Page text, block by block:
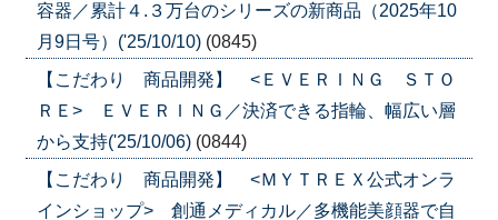
容器／累計４.３万台のシリーズの新商品（2025年10
月9日号）('25/10/10) (0845)
【こだわり 商品開発】 <ＥＶＥＲＩＮＧ ＳＴＯ
ＲＥ> ＥＶＥＲＩＮＧ／決済できる指輪、幅広い層
から支持('25/10/06) (0844)
【こだわり 商品開発】 <ＭＹＴＲＥＸ公式オンラ
インショップ> 創通メディカル／多機能美顔器で自